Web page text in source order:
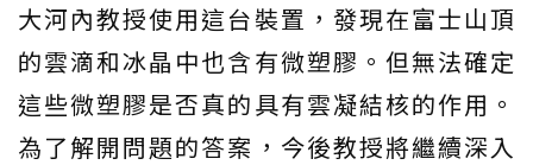
大河內教授使用這台裝置，發現在富士山頂
的雲滴和冰晶中也含有微塑膠。但無法確定
這些微塑膠是否真的具有雲凝結核的作用。
為了解開問題的答案，今後教授將繼續深入